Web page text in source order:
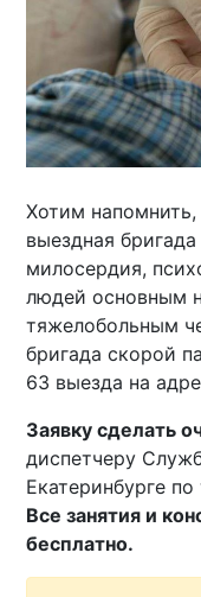
Хотим напомнить,
выездная
милосердия,
людей основным
тяжелобольным
бригада скорой
63 выезда на
Заявку сделать
диспетчеру
Екатеринбурге
Все занятия и
бесплатно.